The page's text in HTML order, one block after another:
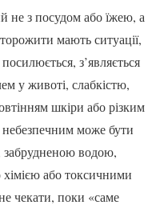
не з посудом або їжею, а
мають ситуації,
з’являється
у животі, слабкістю,
шкіри або різким
може бути
забрудненою водою,
або токсичними
чекати, поки «саме